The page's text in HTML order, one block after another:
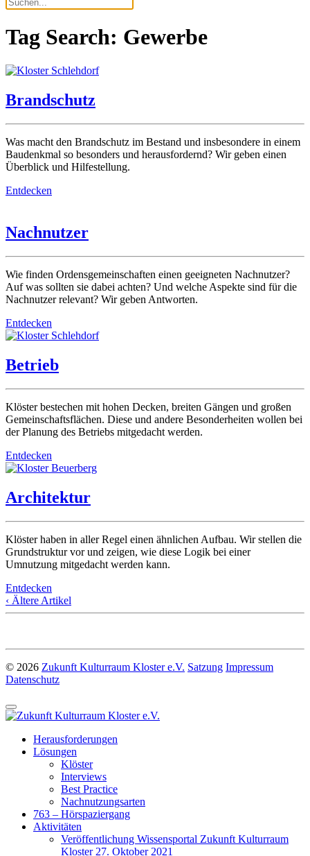
Tag Search: Gewerbe
Brandschutz
Was macht den Brandschutz im Bestand und insbesondere in einem
Baudenkmal so besonders und herausfordernd? Wir geben einen
Überblick und Hilfestellung.
Entdecken
Nachnutzer
Wie finden Ordensgemeinschaften einen geeigneten Nachnutzer?
Auf was sollten sie dabei achten? Und welche Aspekte sind für die
Nachnutzer relevant? Wir geben Antworten.
Entdecken
Betrieb
Klöster bestechen mit hohen Decken, breiten Gängen und großen
Gemeinschaftsflächen. Diese und andere Besonderheiten wollen bei
der Planung des Betriebs mitgedacht werden.
Entdecken
Architektur
Klöster haben in aller Regel einen ähnlichen Aufbau. Wir stellen die
Grundstruktur vor und zeigen, wie diese Logik bei einer
Umnutzung mitgedacht werden kann.
Entdecken
‹ Ältere Artikel
© 2026 Zukunft Kulturraum Kloster e.V. Satzung Impressum
Datenschutz
Herausforderungen
Lösungen
Klöster
Interviews
Best Practice
Nachnutzungsarten
763 – Hörspaziergang
Aktivitäten
Veröffentlichung Wissensportal Zukunft Kulturraum
Kloster 27. Oktober 2021